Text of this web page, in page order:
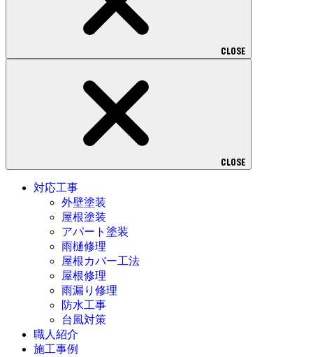
CLOSE
CLOSE
対応工事
外壁塗装
屋根塗装
アパート塗装
雨樋修理
屋根カバー工法
屋根修理
雨漏り修理
防水工事
台風対策
職人紹介
施工事例